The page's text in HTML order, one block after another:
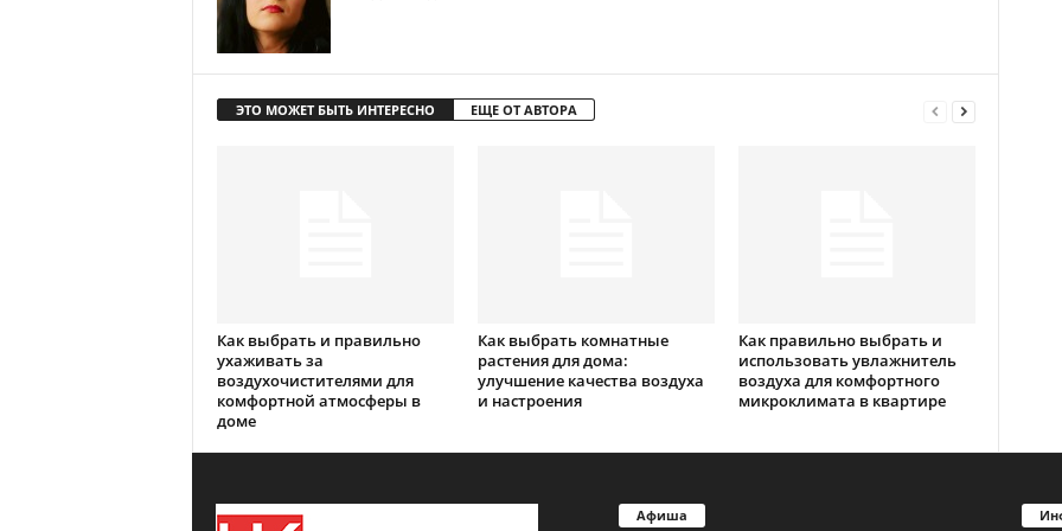
ЭТО МОЖЕТ БЫТЬ ИНТЕРЕСНО ЕЩЕ ОТ АВТОРА
Как выбрать и правильно
ухаживать за
воздухочистителями для
комфортной атмосферы в
доме
Как выбрать комнатные
растения для дома:
улучшение качества воздуха
и настроения
Как правильно выбрать и
использовать увлажнитель
воздуха для комфортного
микроклимата в квартире
Афиша